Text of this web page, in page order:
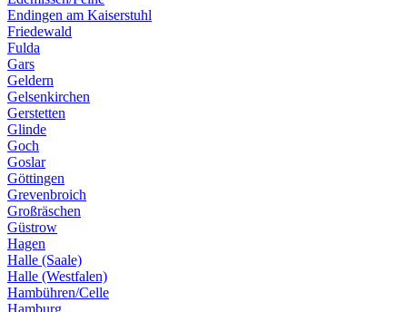
Endingen am Kaiserstuhl
Friedewald
Fulda
Gars
Geldern
Gelsenkirchen
Gerstetten
Glinde
Goch
Goslar
Göttingen
Grevenbroich
Großräschen
Güstrow
Hagen
Halle (Saale)
Halle (Westfalen)
Hambühren/Celle